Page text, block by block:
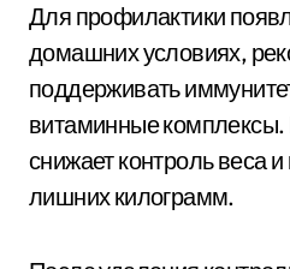
Для профилактики
домашних условиях,
поддерживать
витаминные комплексы.
снижает контроль веса
лишних килограмм.